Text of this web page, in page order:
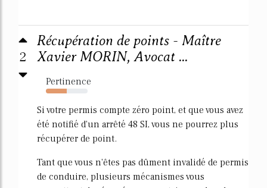
2
Récupération de points - Maître
Xavier MORIN, Avocat ...
Pertinence
50%
Si votre permis compte zéro point, et que vous avez
été notifié d'un arrêté 48 SI, vous ne pourrez plus
récupérer de point.
Tant que vous n'êtes pas dûment invalidé de permis
de conduire, plusieurs mécanismes vous